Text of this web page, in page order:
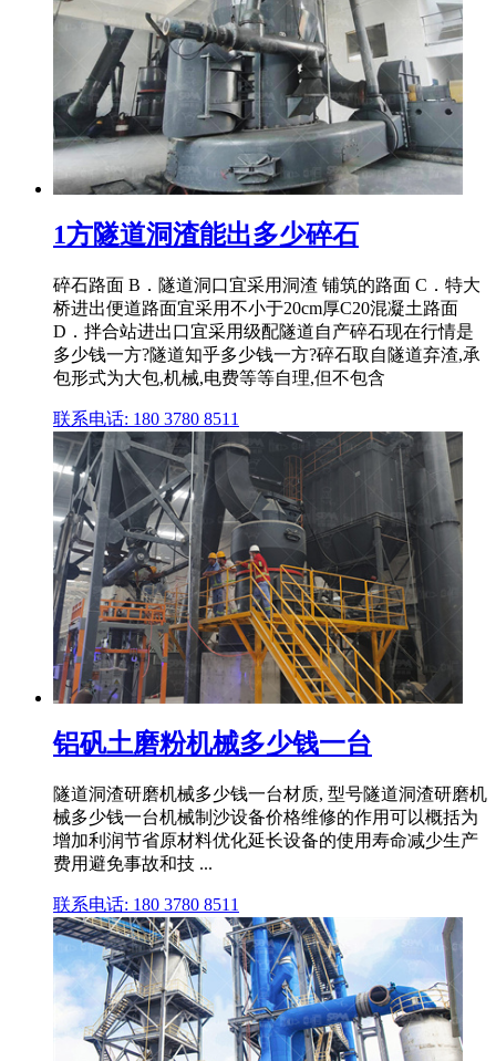
1方隧道洞渣能出多少碎石
碎石路面 B．隧道洞口宜采用洞渣 铺筑的路面 C．特大
桥进出便道路面宜采用不小于20cm厚C20混凝土路面
D．拌合站进出口宜采用级配隧道自产碎石现在行情是
多少钱一方?隧道知乎多少钱一方?碎石取自隧道弃渣,承
包形式为大包,机械,电费等等自理,但不包含
联系电话: 180 3780 8511
铝矾土磨粉机械多少钱一台
隧道洞渣研磨机械多少钱一台材质, 型号隧道洞渣研磨机
械多少钱一台机械制沙设备价格维修的作用可以概括为
增加利润节省原材料优化延长设备的使用寿命减少生产
费用避免事故和技 ...
联系电话: 180 3780 8511